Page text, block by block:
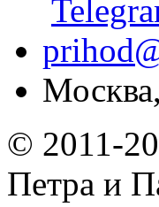
© 2011-
Петра и